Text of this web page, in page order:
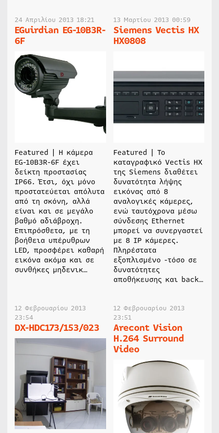
24 Απριλίου 2013 18:21
EGuirdian EG-10B3R-
6F
Featured | Η κάμερα
EG-10B3R-6F έχει
δείκτη προστασίας
IP66. Έτσι, όχι μόνο
προστατεύεται απόλυτα
από τη σκόνη, αλλά
είναι και σε μεγάλο
βαθμό αδιάβροχη.
Επιπρόσθετα, με τη
βοήθεια υπέρυθρων
LED, προσφέρει καθαρή
εικόνα ακόμα και σε
συνθήκες μηδενικ…
13 Μαρτίου 2013 00:59
Siemens Vectis HX
HX0808
Featured | Το
καταγραφικό Vectis HX
της Siemens διαθέτει
δυνατότητα λήψης
εικόνας από 8
αναλογικές κάμερες,
ενώ ταυτόχρονα μέσω
σύνδεσης Ethernet
μπορεί να συνεργαστεί
με 8 IP κάμερες.
Πληρέστατα
εξοπλισμένο -τόσο σε
δυνατότητες
αποθήκευσης και back…
12 Φεβρουαρίου 2013
23:54
DX-HDC173/153/023
12 Φεβρουαρίου 2013
23:51
Arecont Vision
H.264 Surround
Video